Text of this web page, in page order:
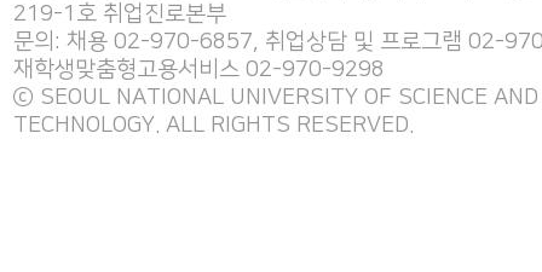
219-1호 취업진로본부
문의: 채용 02-970-6857, 취업상담 및 프로그램 02-
재학생맞춤형고용서비스 02-970-9298
ⓒ SEOUL NATIONAL UNIVERSITY OF SCIENCE AND
TECHNOLOGY. ALL RIGHTS RESERVED.